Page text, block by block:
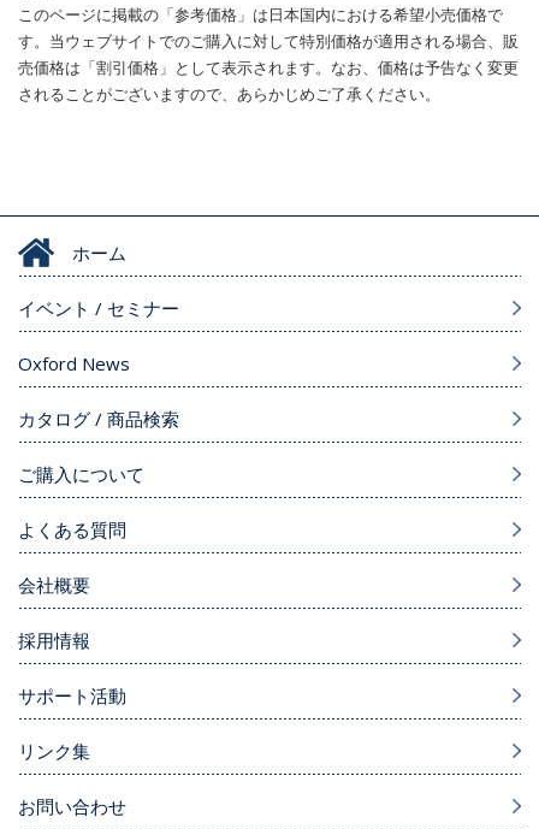
このページに掲載の「参考価格」は日本国内における希望小売価格で
す。当ウェブサイトでのご購入に対して特別価格が適用される場合、販
売価格は「割引価格」として表示されます。なお、価格は予告なく変更
されることがございますので、あらかじめご了承ください。
ホーム
イベント / セミナー
Oxford News
カタログ / 商品検索
ご購入について
よくある質問
会社概要
採用情報
サポート活動
リンク集
お問い合わせ